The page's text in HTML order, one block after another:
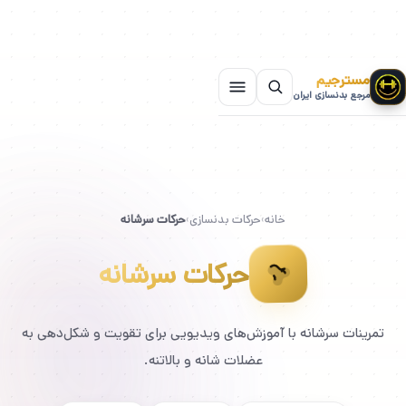
مسترجیم
مرجع بدنسازی ایران
خانه›حرکات بدنسازی›حرکات سرشانه
حرکات سرشانه
تمرینات سرشانه با آموزش‌های ویدیویی برای تقویت و شکل‌دهی به
عضلات شانه و بالاتنه.